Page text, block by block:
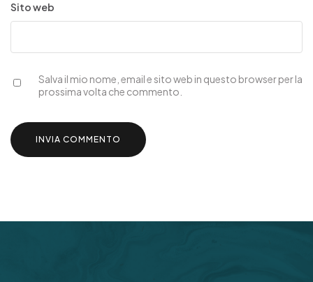
Sito web
Salva il mio nome, email e sito web in questo browser per la
prossima volta che commento.